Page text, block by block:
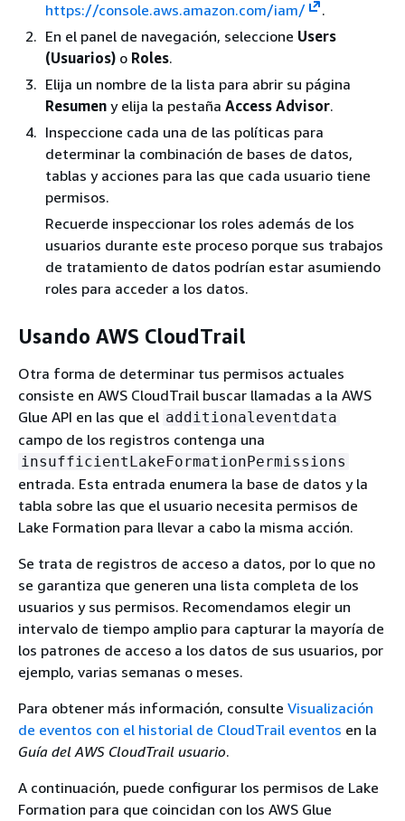
https://console.aws.amazon.com/iam/
.
En el panel de navegación, seleccione Users
(Usuarios) o Roles.
Elija un nombre de la lista para abrir su página
Resumen y elija la pestaña Access Advisor.
Inspeccione cada una de las políticas para
determinar la combinación de bases de datos,
tablas y acciones para las que cada usuario tiene
permisos.
Recuerde inspeccionar los roles además de los
usuarios durante este proceso porque sus trabajos
de tratamiento de datos podrían estar asumiendo
roles para acceder a los datos.
Usando AWS CloudTrail
Otra forma de determinar tus permisos actuales
consiste en AWS CloudTrail buscar llamadas a la AWS
Glue API en las que el additionaleventdata
campo de los registros contenga una
insufficientLakeFormationPermissions
entrada. Esta entrada enumera la base de datos y la
tabla sobre las que el usuario necesita permisos de
Lake Formation para llevar a cabo la misma acción.
Se trata de registros de acceso a datos, por lo que no
se garantiza que generen una lista completa de los
usuarios y sus permisos. Recomendamos elegir un
intervalo de tiempo amplio para capturar la mayoría de
los patrones de acceso a los datos de sus usuarios, por
ejemplo, varias semanas o meses.
Para obtener más información, consulte Visualización
de eventos con el historial de CloudTrail eventos en la
Guía del AWS CloudTrail usuario.
A continuación, puede configurar los permisos de Lake
Formation para que coincidan con los AWS Glue